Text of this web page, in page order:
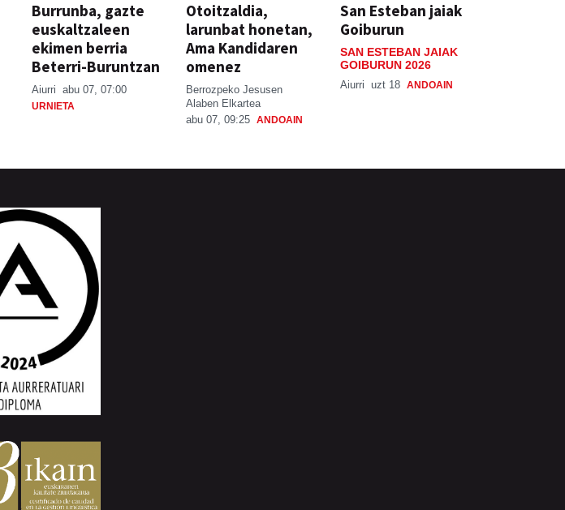
Burrunba, gazte
euskaltzaleen
ekimen berria
Beterri-Buruntzan
Aiurri abu 07, 07:00
URNIETA
Otoitzaldia,
larunbat honetan,
Ama Kandidaren
omenez
Berrozpeko Jesusen
Alaben Elkartea
abu 07, 09:25 ANDOAIN
San Esteban jaiak
Goiburun
SAN ESTEBAN JAIAK
GOIBURUN 2026
Aiurri uzt 18 ANDOAIN